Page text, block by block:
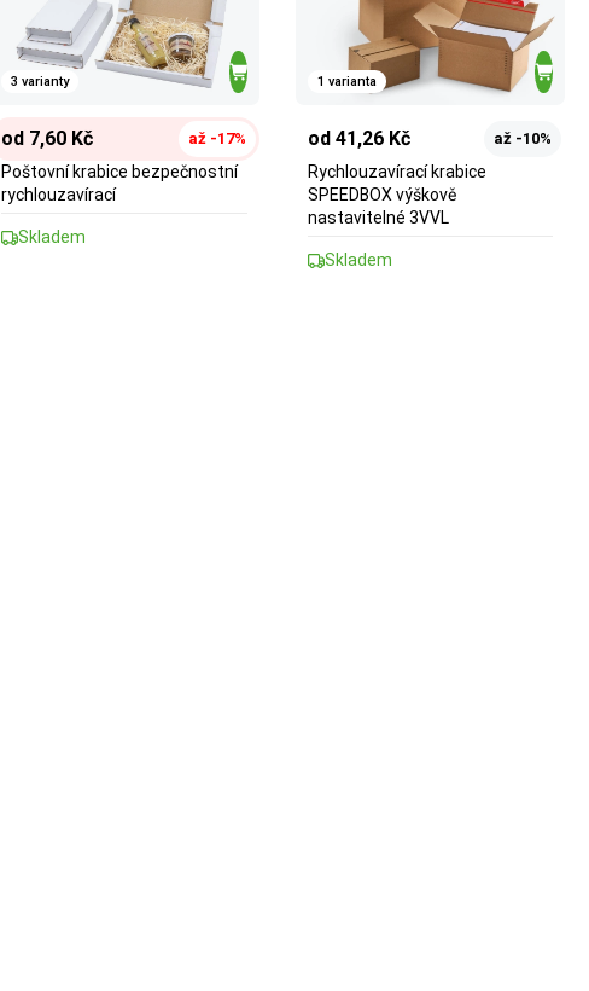
3 varianty
od 7,60 Kč až -17%
Poštovní krabice bezpečnostní
rychlouzavírací
Skladem
1 varianta
od 41,26 Kč až -10%
Rychlouzavírací krabice
SPEEDBOX výškově
nastavitelné 3VVL
Skladem